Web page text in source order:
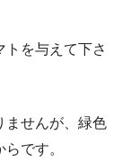
トを与えて下さ
ませんが、緑色
です。